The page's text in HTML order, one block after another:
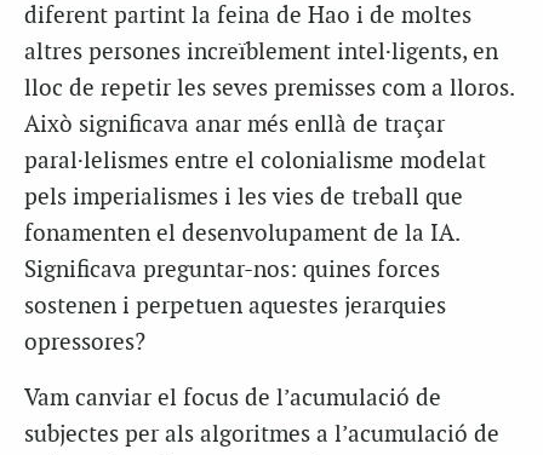
diferent partint la feina de Hao i de moltes
altres persones increïblement intel·ligents, en
lloc de repetir les seves premisses com a lloros.
Això significava anar més enllà de traçar
paral·lelismes entre el colonialisme modelat
pels imperialismes i les vies de treball que
fonamenten el desenvolupament de la IA.
Significava preguntar-nos: quines forces
sostenen i perpetuen aquestes jerarquies
opressores?
Vam canviar el focus de l’acumulació de
subjectes per als algoritmes a l’acumulació de